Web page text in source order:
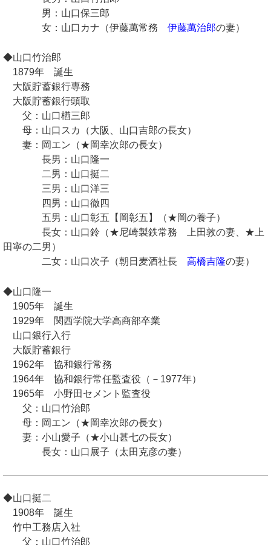
男：山口保三郎
女：山口カナ（伊藤萬常務 伊藤萬治郎の妻）
◆山口竹治郎
1879年 誕生
大阪貯蓄銀行専務
大阪貯蓄銀行頭取
父：山口楢三郎
母：山口スカ（大阪、山口吉郎の長女）
妻：岡エン（★岡幸次郎の長女）
長男：山口隆一
二男：山口挺二
三男：山口洋三
四男：山口徹四
五男：山口彰五【岡彰五】（★岡の養子）
長女：山口鈴（★尼崎製鉄常務 上田敦の妻、★上
田寧の二男）
二女：山口次子（朝日麦酒社長 高橋吉隆の妻）
◆山口隆一
1905年 誕生
1929年 関西学院大学高商部卒業
山口銀行入行
大阪貯蓄銀行
1962年 協和銀行常務
1964年 協和銀行常任監査役（－1977年）
1965年 小野田セメント監査役
父：山口竹治郎
母：岡エン（★岡幸次郎の長女）
妻：小山愛子（★小山甚七の長女）
長女：山口展子（太田克彦の妻）
◆山口挺二
1908年 誕生
竹中工務店入社
父：山口竹治郎